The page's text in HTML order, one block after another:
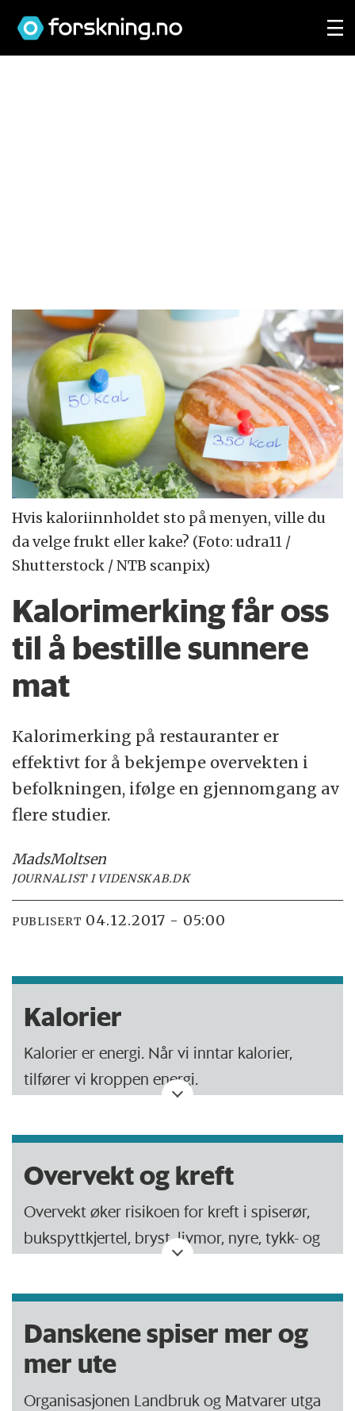
Hvis kaloriinnholdet sto på menyen, ville du
da velge frukt eller kake? (Foto: udra11 /
Shutterstock / NTB scanpix)
Kalorimerking får oss
til å bestille sunnere
mat
Kalorimerking på restauranter er
effektivt for å bekjempe overvekten i
befolkningen, ifølge en gjennomgang av
flere studier.
MadsMoltsen
JOURNALIST I VIDENSKAB.DK
PUBLISERT 04.12.2017 - 05:00
Kalorier
Kalorier er energi. Når vi inntar kalorier,
tilfører vi kroppen energi.
normal vekt er 30 kilokalorier (kcal) – altså
30 000 kalorier – per kilo kroppsvekt.
For en person på 65 kilo er det 1950 kcal.
Kilde: sundhed.dk
Overvekt og kreft
Overvekt øker risikoen for kreft i spiserør,
bukspyttkjertel, bryst, livmor, nyre, tykk- og
Jo mer overvektig man er, jo større er
risikoen for å få kreft.
Omkring 30 000 dansker får kreft hvert år.
Overvekt er en medvirkende årsak til kreft
Danskene spiser mer og
mer ute
Organisasjonen Landbruk og Matvarer utga